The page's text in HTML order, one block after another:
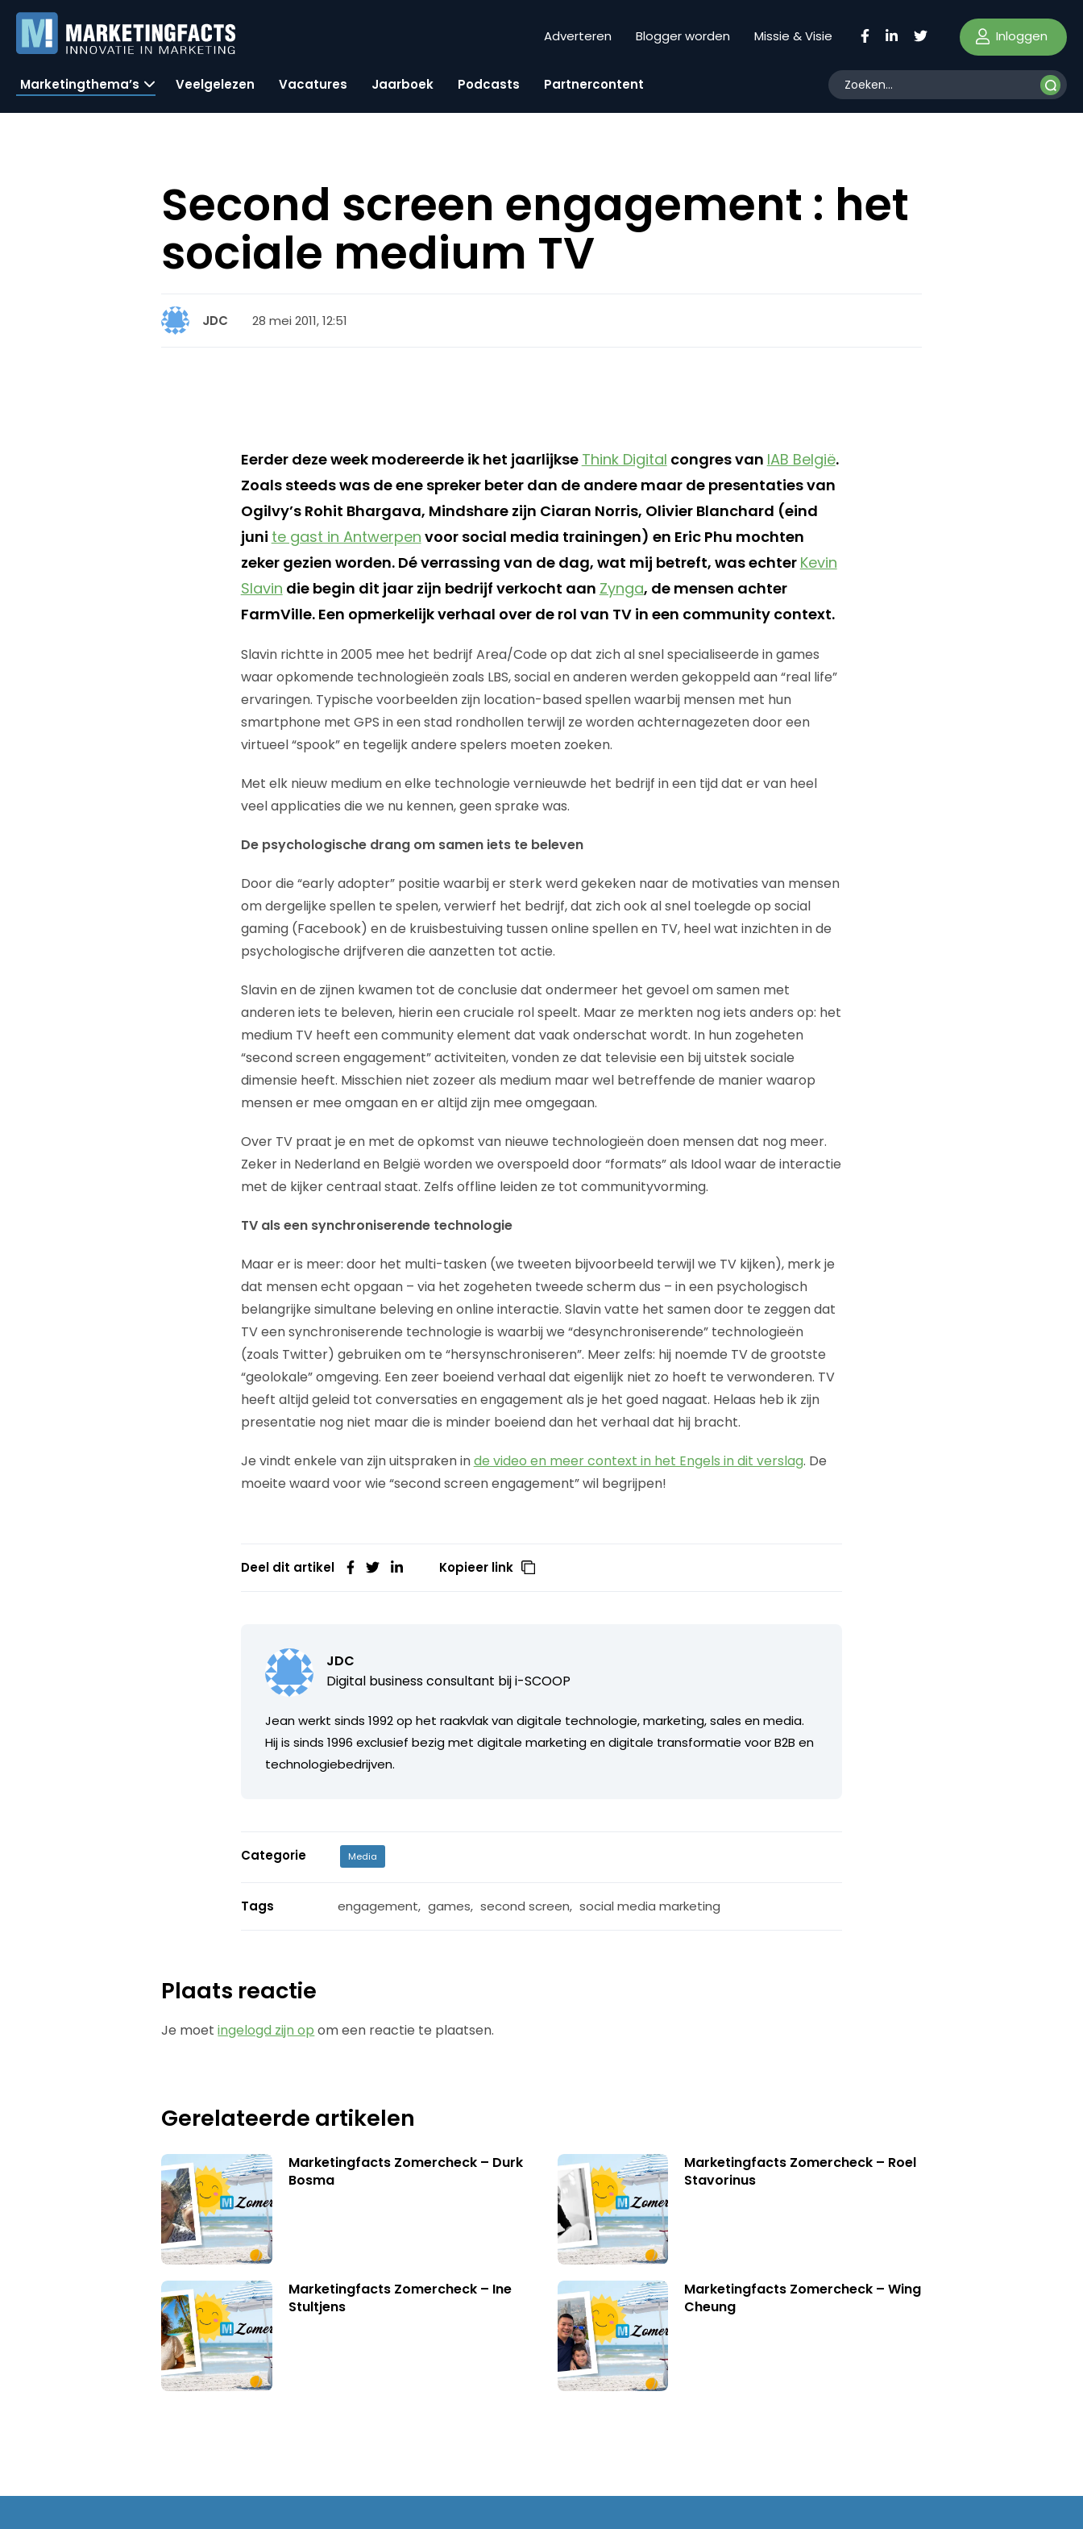
Adverteren Blogger worden Missie & Visie Inloggen
Marketingthema’s Veelgelezen Vacatures Jaarboek Podcasts Partnercontent
Second screen engagement : het
sociale medium TV
JDC 28 mei 2011, 12:51
Eerder deze week modereerde ik het jaarlijkse Think Digital congres van IAB België.
Zoals steeds was de ene spreker beter dan de andere maar de presentaties van
Ogilvy’s Rohit Bhargava, Mindshare zijn Ciaran Norris, Olivier Blanchard (eind
juni te gast in Antwerpen voor social media trainingen) en Eric Phu mochten
zeker gezien worden. Dé verrassing van de dag, wat mij betreft, was echter Kevin
Slavin die begin dit jaar zijn bedrijf verkocht aan Zynga, de mensen achter
FarmVille. Een opmerkelijk verhaal over de rol van TV in een community context.
Slavin richtte in 2005 mee het bedrijf Area/Code op dat zich al snel specialiseerde in games
waar opkomende technologieën zoals LBS, social en anderen werden gekoppeld aan “real life”
ervaringen. Typische voorbeelden zijn location-based spellen waarbij mensen met hun
smartphone met GPS in een stad rondhollen terwijl ze worden achternagezeten door een
virtueel “spook” en tegelijk andere spelers moeten zoeken.
Met elk nieuw medium en elke technologie vernieuwde het bedrijf in een tijd dat er van heel
veel applicaties die we nu kennen, geen sprake was.
De psychologische drang om samen iets te beleven
Door die “early adopter” positie waarbij er sterk werd gekeken naar de motivaties van mensen
om dergelijke spellen te spelen, verwierf het bedrijf, dat zich ook al snel toelegde op social
gaming (Facebook) en de kruisbestuiving tussen online spellen en TV, heel wat inzichten in de
psychologische drijfveren die aanzetten tot actie.
Slavin en de zijnen kwamen tot de conclusie dat ondermeer het gevoel om samen met
anderen iets te beleven, hierin een cruciale rol speelt. Maar ze merkten nog iets anders op: het
medium TV heeft een community element dat vaak onderschat wordt. In hun zogeheten
“second screen engagement” activiteiten, vonden ze dat televisie een bij uitstek sociale
dimensie heeft. Misschien niet zozeer als medium maar wel betreffende de manier waarop
mensen er mee omgaan en er altijd zijn mee omgegaan.
Over TV praat je en met de opkomst van nieuwe technologieën doen mensen dat nog meer.
Zeker in Nederland en België worden we overspoeld door “formats” als Idool waar de interactie
met de kijker centraal staat. Zelfs offline leiden ze tot communityvorming.
TV als een synchroniserende technologie
Maar er is meer: door het multi-tasken (we tweeten bijvoorbeeld terwijl we TV kijken), merk je
dat mensen echt opgaan – via het zogeheten tweede scherm dus – in een psychologisch
belangrijke simultane beleving en online interactie. Slavin vatte het samen door te zeggen dat
TV een synchroniserende technologie is waarbij we “desynchroniserende” technologieën
(zoals Twitter) gebruiken om te “hersynschroniseren”. Meer zelfs: hij noemde TV de grootste
“geolokale” omgeving. Een zeer boeiend verhaal dat eigenlijk niet zo hoeft te verwonderen. TV
heeft altijd geleid tot conversaties en engagement als je het goed nagaat. Helaas heb ik zijn
presentatie nog niet maar die is minder boeiend dan het verhaal dat hij bracht.
Je vindt enkele van zijn uitspraken inde video en meer context in het Engels in dit verslag. De
moeite waard voor wie “second screen engagement” wil begrijpen!
Deel dit artikel Kopieer link
JDC
Digital business consultant biji-SCOOP
Jean werkt sinds 1992 op het raakvlak van digitale technologie, marketing, sales en media.
Hij is sinds 1996 exclusief bezig met digitale marketing en digitale transformatie voor B2B en
technologiebedrijven.
Categorie Media
Tags engagement, games, second screen, social media marketing
Plaats reactie
Je moetingelogd zijn op om een reactie te plaatsen.
Gerelateerde artikelen
Marketingfacts Zomercheck – Durk
Bosma
Marketingfacts Zomercheck – Roel
Stavorinus
Marketingfacts Zomercheck – Ine
Stultjens
Marketingfacts Zomercheck – Wing
Cheung